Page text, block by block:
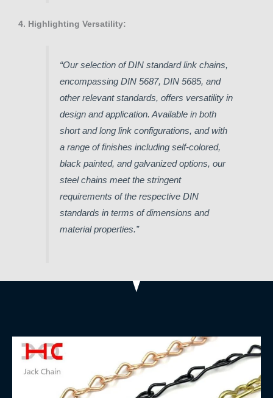
4. Highlighting Versatility:
“Our selection of DIN standard link chains,
encompassing DIN 5687, DIN 5685, and
other relevant standards, offers versatility in
design and application. Available in both
short and long link configurations, and with
a range of finishes including self-colored,
black painted, and galvanized options, our
steel chains meet the stringent
requirements of the respective DIN
standards in terms of dimensions and
material properties.”